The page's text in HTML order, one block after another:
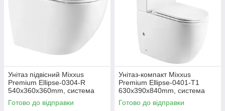
Унітаз підвісний Mixxus
Premium Ellipse-0304-R
540x360x360mm, система
змиву Rimless (MP6466)
Готово до відправки
Унітаз-компакт Mixxus
Premium Ellipse-0401-T1
630x390x840mm, система
змиву TORNADO 1.0
(MP6467)
Готово до відправки